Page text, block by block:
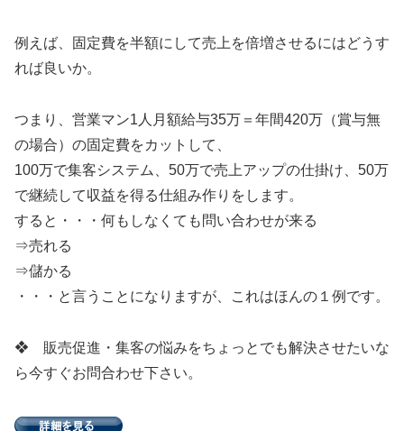
例えば、固定費を半額にして売上を倍増させるにはどうす
れば良いか。
つまり、営業マン1人月額給与35万＝年間420万（賞与無
の場合）の固定費をカットして、
100万で集客システム、50万で売上アップの仕掛け、50万
で継続して収益を得る仕組み作りをします。
すると・・・何もしなくても問い合わせが来る
⇒売れる
⇒儲かる
・・・と言うことになりますが、これはほんの１例です。
❖ 販売促進・集客の悩みをちょっとでも解決させたいな
ら今すぐお問合わせ下さい。